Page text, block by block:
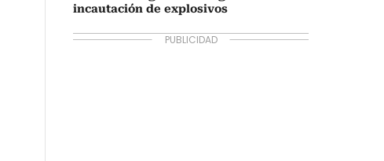
incautación de explosivos